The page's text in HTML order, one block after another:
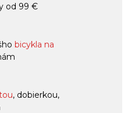
od 99 €
bicykla na
, dobierkou,